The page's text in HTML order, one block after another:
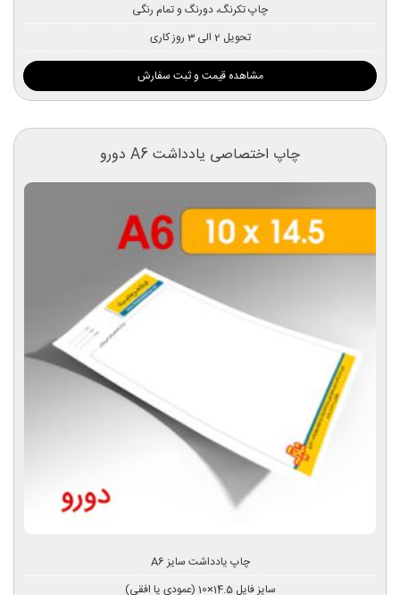
چاپ تکرنگ، دورنگ و تمام رنگی
تحویل 2 الی 3 روز کاری
مشاهده قیمت و ثبت سفارش
چاپ اختصاصی یادداشت A6 دورو
چاپ یادداشت سایز A6
سایز فایل 14.5×10 (عمودی یا افقی)